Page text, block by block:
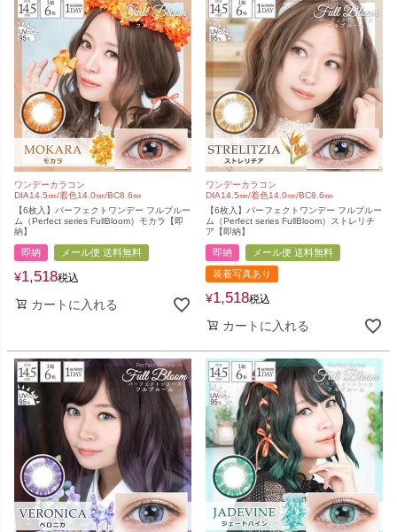
ワンデーカラコン
DIA14.5㎜/着色14.0㎜/BC8.6㎜
【6枚入】パーフェクトワンデー フルブルー
ム（Perfect series FullBloom）モカラ【即
納】
即納 メール便 送料無料
¥1,518税込
カートに入れる
ワンデーカラコン
DIA14.5㎜/着色14.0㎜/BC8.6㎜
【6枚入】パーフェクトワンデー フルブルー
ム（Perfect series FullBloom）ストレリチ
ア【即納】
即納
メール便 送料無料
装着写真あり
¥1,518税込
カートに入れる